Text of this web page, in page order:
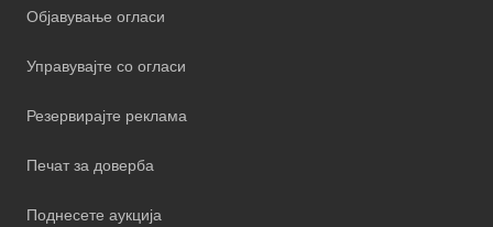
Објавување огласи
Управувајте со огласи
Резервирајте реклама
Печат за доверба
Поднесете аукција